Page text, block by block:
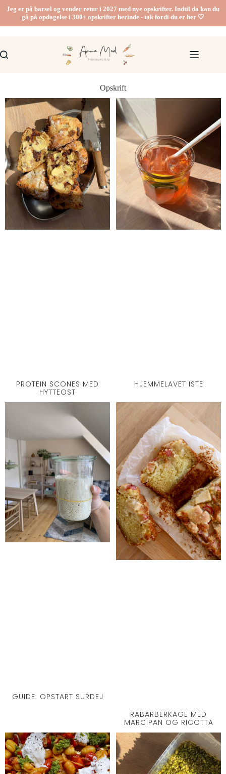
Jeg er på barsel og vender retur i 2027 med nye opskrifter. Indtil da kan du
gå på opdagelse i 300+ opskrifter herinde - tak fordi du er her 🤍
Opskrift
PROTEIN SCONES MED
HYTTEOST
HJEMMELAVET ISTE
GUIDE: OPSTART SURDEJ
RABARBERKAGE MED
MARCIPAN OG RICOTTA